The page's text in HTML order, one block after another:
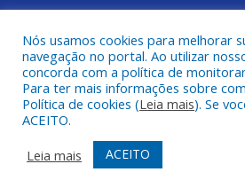
Todos os direitos reservados a
Mapa do Site
Acessar Área
Nós usamos cookies para melhorar
navegação no portal. Ao utilizar
concorda com a política de
Para ter mais informações sobre
Política de cookies (Leia mais). Se
ACEITO.
Leia mais
ACEITO